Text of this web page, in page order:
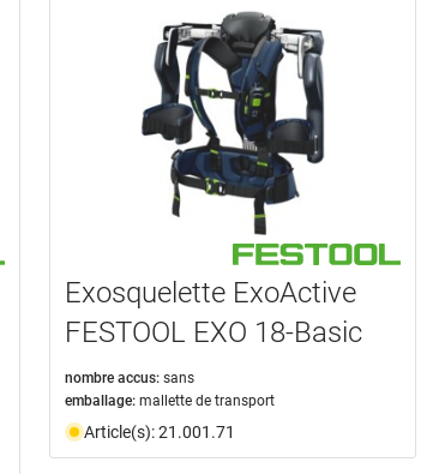
Exosquelette ExoActive
FESTOOL EXO 18-Basic
nombre accus: sans
emballage: mallette de transport
Article(s): 21.001.71